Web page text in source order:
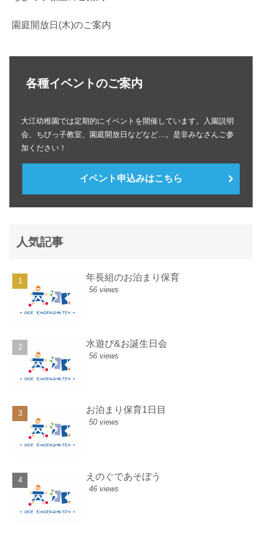
園庭開放日(木)のご案内
各種イベントのご案内
大江幼稚園では定期的にイベントを開催しています。入園説明
会、ちびっ子教室、園庭開放日などなど…。是非みなさんご参
加ください！
イベント申込みはこちら
人気記事
年長組のお泊まり保育
56 views
水遊び&お誕生日会
56 views
お泊まり保育1日目
50 views
えのぐであそぼう
46 views